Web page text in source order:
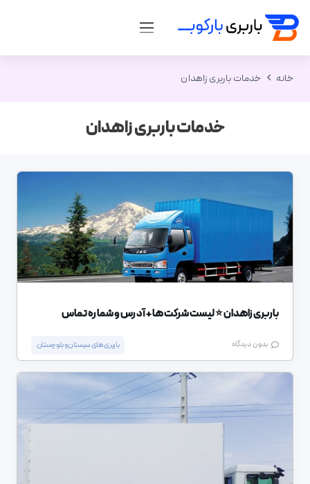
خانه خدمات باربری زاهدان
خدمات باربری زاهدان
باربری زاهدان ⭐️ لیست شرکت ها + آدرس و شماره تماس
بدون دیدگاه باربری های سیستان و بلوچستان